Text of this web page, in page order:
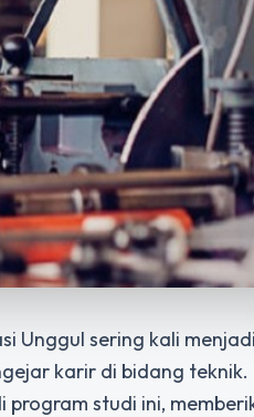
Unggul sering kali
karir di bidang
studi ini,